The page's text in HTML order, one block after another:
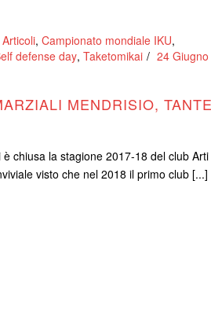
Articoli, Campionato mondiale IKU,
defense day, Taketomikai
24 Giugno
MENDRISIO, TANTE
chiusa la stagione 2017-18 del club Arti
visto che nel 2018 il primo club [...]